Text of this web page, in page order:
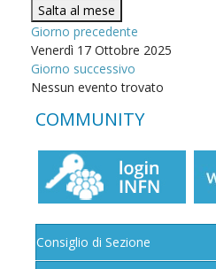
Salta al mese
Giorno precedente
Venerdì 17 Ottobre 2025
Giorno successivo
Nessun evento trovato
COMMUNITY
Consiglio di Sezione